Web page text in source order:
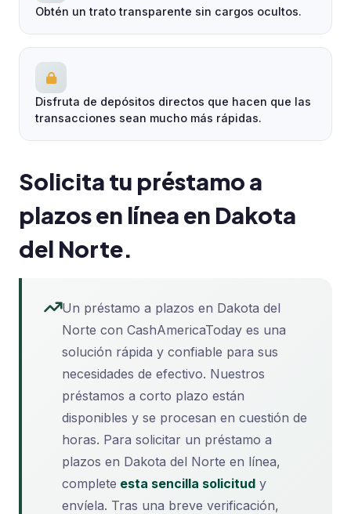
Obtén un trato transparente sin cargos ocultos.
Disfruta de depósitos directos que hacen que las
transacciones sean mucho más rápidas.
Solicita tu préstamo a
plazos en línea en Dakota
del Norte.
Un préstamo a plazos en Dakota del
Norte con CashAmericaToday es una
solución rápida y confiable para sus
necesidades de efectivo. Nuestros
préstamos a corto plazo están
disponibles y se procesan en cuestión de
horas. Para solicitar un préstamo a
plazos en Dakota del Norte en línea,
complete esta sencilla solicitud y
envíela. Tras una breve verificación,